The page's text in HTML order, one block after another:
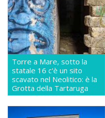
Torre a Mare, sotto la
statale 16 c'è un sito
scavato nel Neolitico: è la
Grotta della Tartaruga